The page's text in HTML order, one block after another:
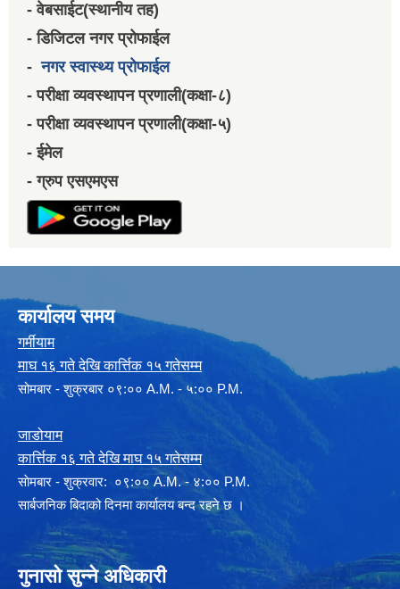
- वेबसाईट(स्थानीय तह)
- डिजिटल नगर प्रोफाईल
-नगर स्वास्थ्य प्रोफाईल
- परीक्षा व्यवस्थापन प्रणाली(कक्षा-८)
- परीक्षा व्यवस्थापन प्रणाली(कक्षा-५)
- ईमेल
- ग्रुप एसएमएस
कार्यालय समय
गर्मीयाम
माघ १६ गते देखि कार्त्तिक १५ गतेसम्म
सोमबार - शुक्रबार ०९:०० A.M. - ५:०० P.M.
जाडोयाम
कार्त्तिक १६ गते देखि माघ १५ गतेसम्म
साेमबार - शुक्रवार: ०९:०० A.M. - ४:०० P.M.
सार्बजनिक बिदाको दिनमा कार्यालय बन्द रहने छ ।
गुनासो सुन्ने अधिकारी